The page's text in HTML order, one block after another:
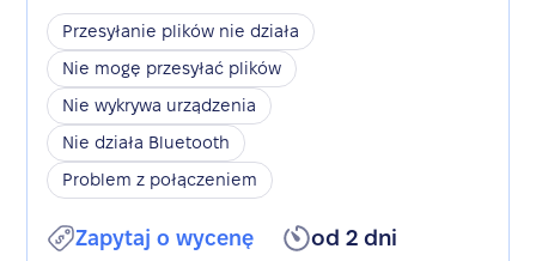
Przesyłanie plików nie działa
Nie mogę przesyłać plików
Nie wykrywa urządzenia
Nie działa Bluetooth
Problem z połączeniem
Zapytaj o wycenę od 2 dni